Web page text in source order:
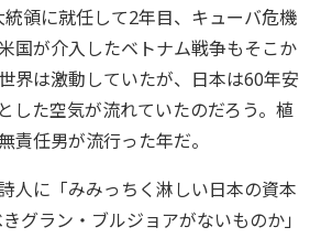
統領に就任して2年目、キューバ危機
国が介入したベトナム戦争もそこか
界は激動していたが、日本は60年安
した空気が流れていたのだろう。植
責任男が流行った年だ。
人に「みみっちく淋しい日本の資本
グラン・ブルジョアがないものか」